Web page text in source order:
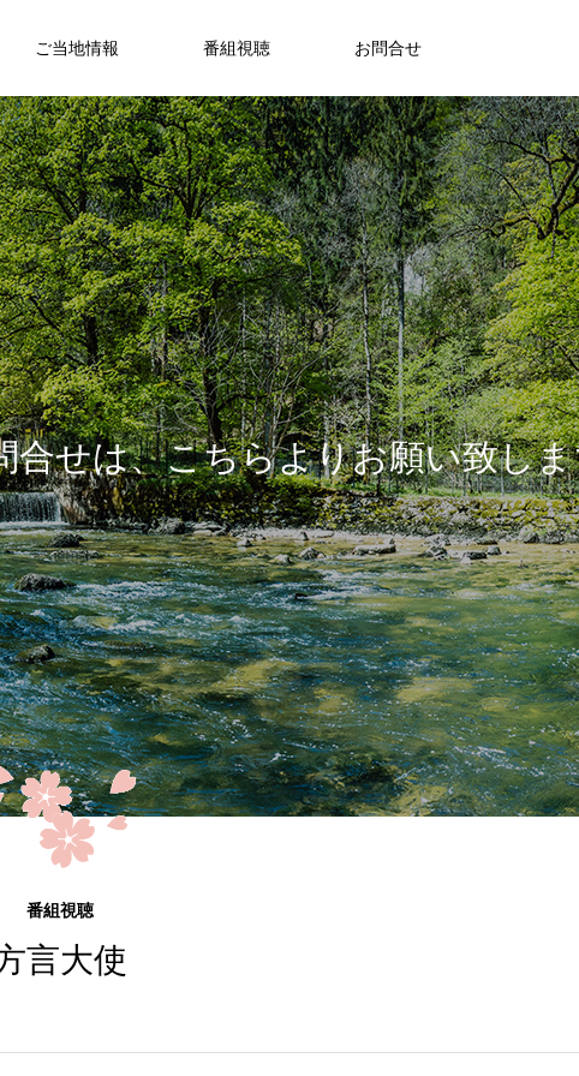
ご当地情報 番組視聴 お問合せ
合せは、こちらよりお願い致しま
番組視聴
言大使